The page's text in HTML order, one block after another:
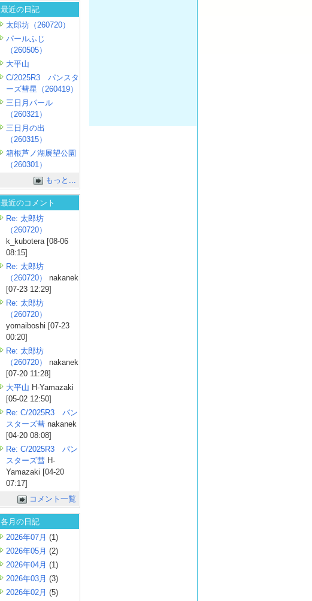
最近の日記
太郎坊（260720）
パールふじ
（260505）
大平山
C/2025R3 パンスタ
ーズ彗星（260419）
三日月パール
（260321）
三日月の出
（260315）
箱根芦ノ湖展望公園
（260301）
もっと...
最近のコメント
Re: 太郎坊
（260720）
k_kubotera [08-06
08:15]
Re: 太郎坊
（260720）
nakanek
[07-23 12:29]
Re: 太郎坊
（260720）
yomaiboshi [07-23
00:20]
Re: 太郎坊
（260720）
nakanek
[07-20 11:28]
大平山 H-Yamazaki
[05-02 12:50]
Re: C/2025R3 パン
スターズ彗 nakanek
[04-20 08:08]
Re: C/2025R3 パン
スターズ彗 H-
Yamazaki [04-20
07:17]
コメント一覧
各月の日記
2026年07月 (1)
2026年05月 (2)
2026年04月 (1)
2026年03月 (3)
2026年02月 (5)